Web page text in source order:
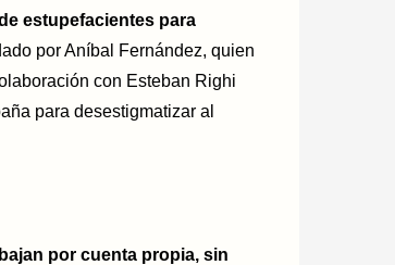
estupefacientes para
por Aníbal Fernández, quien
con Esteban Righi
para desestigmatizar al
por cuenta propia, sin